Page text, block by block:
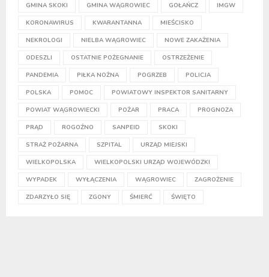
GMINA SKOKI GMINA WĄGROWIEC GOŁAŃCZ IMGW
KORONAWIRUS KWARANTANNA MIEŚCISKO
NEKROLOGI NIELBA WĄGROWIEC NOWE ZAKAŻENIA
ODESZLI OSTATNIE POŻEGNANIE OSTRZEŻENIE
PANDEMIA PIŁKA NOŻNA POGRZEB POLICJA
POLSKA POMOC POWIATOWY INSPEKTOR SANITARNY
POWIAT WĄGROWIECKI POŻAR PRACA PROGNOZA
PRĄD ROGOŹNO SANPEID SKOKI
STRAŻ POŻARNA SZPITAL URZĄD MIEJSKI
WIELKOPOLSKA WIELKOPOLSKI URZĄD WOJEWÓDZKI
WYPADEK WYŁĄCZENIA WĄGROWIEC ZAGROŻENIE
ZDARZYŁO SIĘ ZGONY ŚMIERĆ ŚWIĘTO